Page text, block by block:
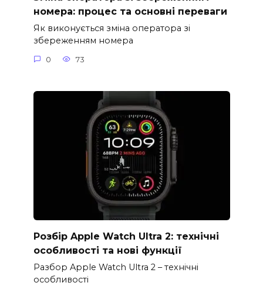
номера: процес та основні переваги
Як виконується зміна оператора зі
збереженням номера
0 73
Розбір Apple Watch Ultra 2: технічні
особливості та нові функції
Разбор Apple Watch Ultra 2 – технічні
особливості